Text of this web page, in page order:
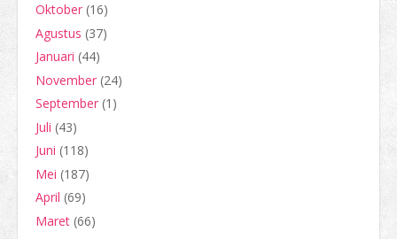
Oktober (16)
Agustus (37)
Januari (44)
November (24)
September (1)
Juli (43)
Juni (118)
Mei (187)
April (69)
Maret (66)